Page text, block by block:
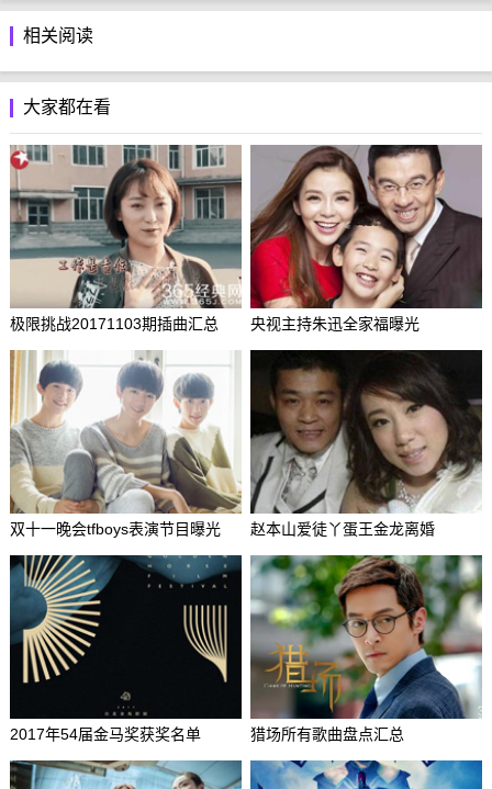
相关阅读
大家都在看
极限挑战20171103期插曲汇总 央视主持朱迅全家福曝光
双十一晚会tfboys表演节目曝光 赵本山爱徒丫蛋王金龙离婚
2017年54届金马奖获奖名单 猎场所有歌曲盘点汇总